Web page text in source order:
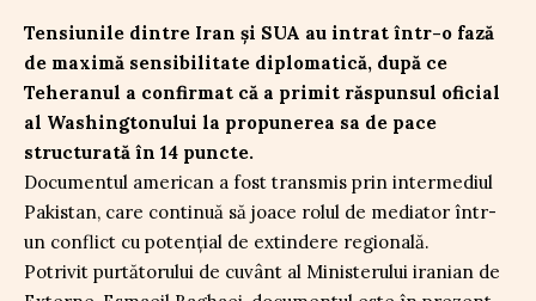
Tensiunile dintre Iran și SUA au intrat într-o fază
de maximă sensibilitate diplomatică, după ce
Teheranul a confirmat că a primit răspunsul oficial
al Washingtonului la propunerea sa de pace
structurată în 14 puncte.
Documentul american a fost transmis prin intermediul
Pakistan, care continuă să joace rolul de mediator într-
un conflict cu potențial de extindere regională.
Potrivit purtătorului de cuvânt al Ministerului iranian de